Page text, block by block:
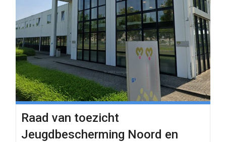
Raad van toezicht
Jeugdbescherming Noord en